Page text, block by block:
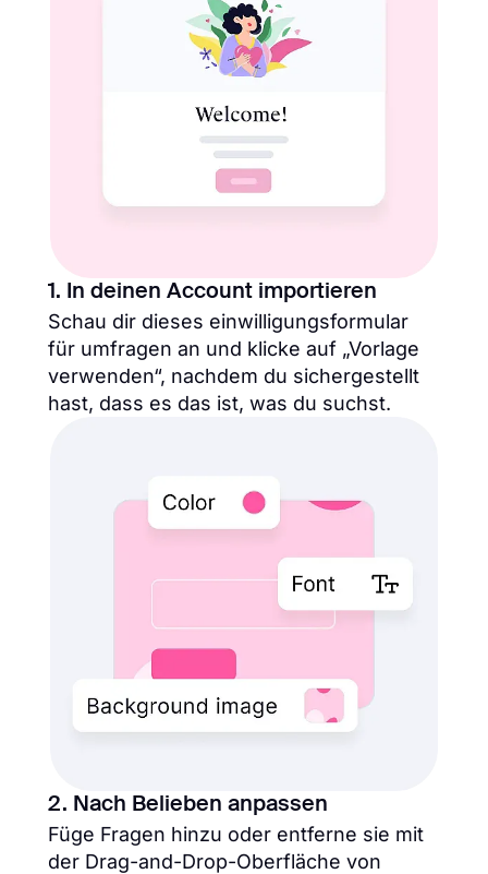
1. In deinen Account importieren
Schau dir dieses einwilligungsformular
für umfragen an und klicke auf „Vorlage
verwenden“, nachdem du sichergestellt
hast, dass es das ist, was du suchst.
2. Nach Belieben anpassen
Füge Fragen hinzu oder entferne sie mit
der Drag-and-Drop-Oberfläche von